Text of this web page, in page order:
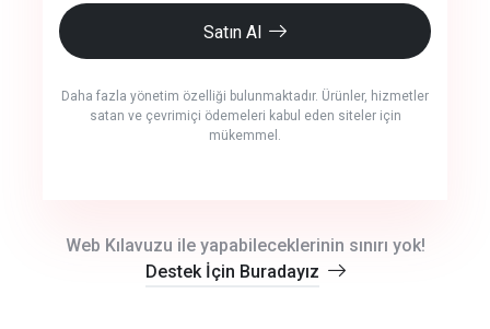
Satın Al
Daha fazla yönetim özelliği bulunmaktadır. Ürünler, hizmetler
satan ve çevrimiçi ödemeleri kabul eden siteler için
mükemmel.
Web Kılavuzu ile yapabileceklerinin sınırı yok!
Destek İçin Buradayız